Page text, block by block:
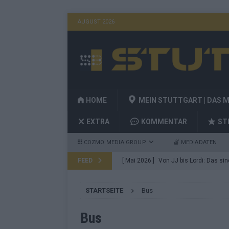
AUGUST 2026
HOME MEIN STUTTGART | DAS
EXTRA KOMMENTAR
COZMO MEDIA GROUP MEDIADATEN
FEED [ Mai 2026 ] Von JJ bis Lordi: Das
Konsequenzen
STARTSEITE Bus
Bus